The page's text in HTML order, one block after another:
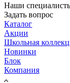
Наши
Задать вопрос
Каталог
Акции
Школьная
Новинки
Блок
Компания